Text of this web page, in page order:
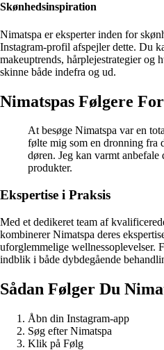
Skønhedsinspiration
Nimatspa er eksperter inden for
Instagram-profil afspejler dette. Du
makeuptrends, hårplejestrategier og
skinne både indefra og ud.
Nimatspas Følgere
At besøge Nimatspa var en
følte mig som en dronning fra
døren. Jeg kan varmt anbefale
produkter.
Ekspertise i Praksis
Med et dedikeret team af
kombinerer Nimatspa deres
uforglemmelige wellnessoplevelser.
indblik i både dybdegående
Sådan Følger Du
Åbn din Instagram-app
Søg efter Nimatspa
Klik på Følg